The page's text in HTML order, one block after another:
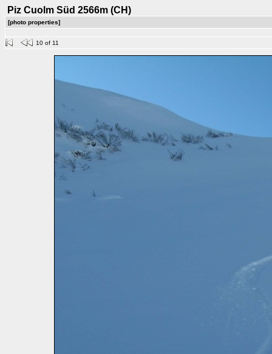
Piz Cuolm Süd 2566m (CH)
[photo properties]
10 of 11